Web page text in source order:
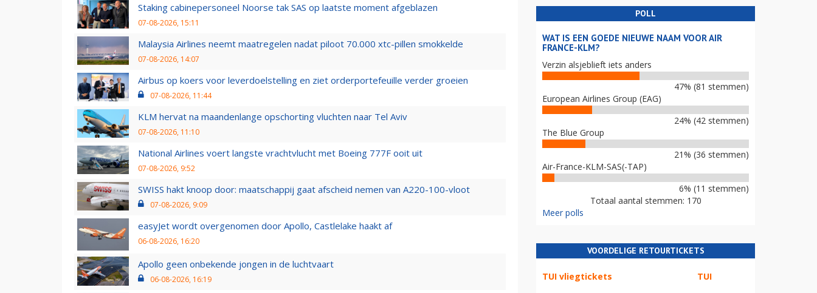
Staking cabinepersoneel Noorse tak SAS op laatste moment afgeblazen
07-08-2026, 15:11
Malaysia Airlines neemt maatregelen nadat piloot 70.000 xtc-pillen smokkelde
07-08-2026, 14:07
Airbus op koers voor leverdoelstelling en ziet orderportefeuille verder groeien
07-08-2026, 11:44
KLM hervat na maandenlange opschorting vluchten naar Tel Aviv
07-08-2026, 11:10
National Airlines voert langste vrachtvlucht met Boeing 777F ooit uit
07-08-2026, 9:52
SWISS hakt knoop door: maatschappij gaat afscheid nemen van A220-100-vloot
07-08-2026, 9:09
easyJet wordt overgenomen door Apollo, Castlelake haakt af
06-08-2026, 16:20
Apollo geen onbekende jongen in de luchtvaart
06-08-2026, 16:19
POLL
WAT IS EEN GOEDE NIEUWE NAAM VOOR AIR
FRANCE-KLM?
Verzin alsjeblieft iets anders
47% (81 stemmen)
European Airlines Group (EAG)
24% (42 stemmen)
The Blue Group
21% (36 stemmen)
Air-France-KLM-SAS(-TAP)
6% (11 stemmen)
Totaal aantal stemmen: 170
Meer polls
VOORDELIGE RETOURTICKETS
TUI vliegtickets TUI